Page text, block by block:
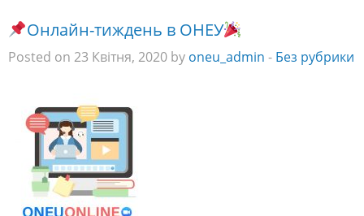
Онлайн-тиждень в ОНЕУ
Posted on 23 Квітня, 2020 by oneu_admin - Без рубрики